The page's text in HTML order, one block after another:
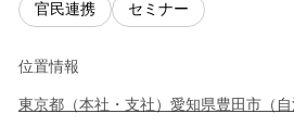
官民連携 セミナー
位置情報
東京都 （本社・支社 ） 愛知県豊田市 （